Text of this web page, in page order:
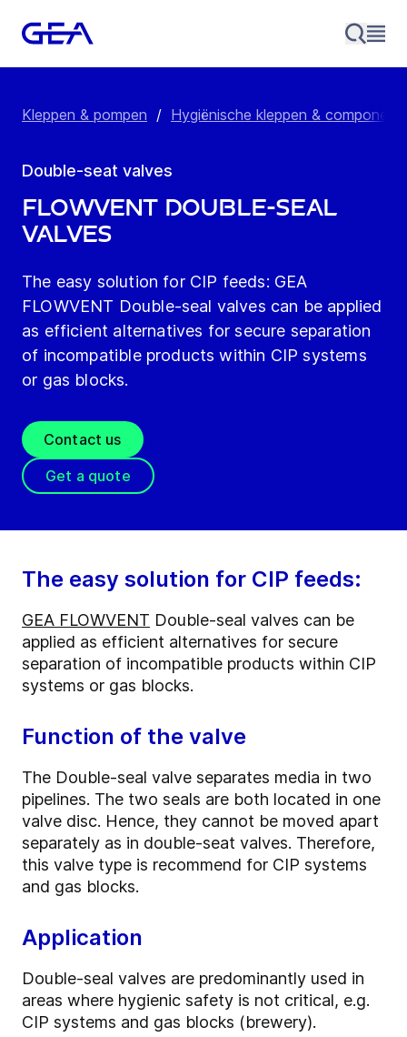
Kleppen & pompen / Hygiënische kleppen &
Double-seat valves
FLOWVENT Double-seal
valves
The easy solution for CIP feeds: GEA
FLOWVENT Double-seal valves can be applied
as efficient alternatives for secure separation
of incompatible products within CIP systems
or gas blocks.
Contact us
Get a quote
The easy solution for CIP feeds:
GEA FLOWVENT Double-seal valves can be
applied as efficient alternatives for secure
separation of incompatible products within CIP
systems or gas blocks.
Function of the valve
The Double-seal valve separates media in two
pipelines. The two seals are both located in one
valve disc. Hence, they cannot be moved apart
separately as in double-seat valves. Therefore,
this valve type is recommend for CIP systems
and gas blocks.
Application
Double-seal valves are predominantly used in
areas where hygienic safety is not critical, e.g.
CIP systems and gas blocks (brewery).